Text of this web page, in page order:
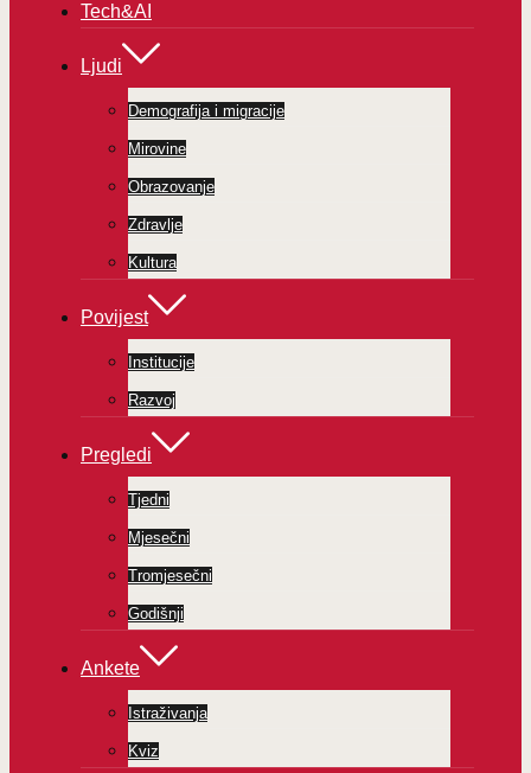
Tech&AI
Ljudi
Demografija i migracije
Mirovine
Obrazovanje
Zdravlje
Kultura
Povijest
Institucije
Razvoj
Pregledi
Tjedni
Mjesečni
Tromjesečni
Godišnji
Ankete
Istraživanja
Kviz